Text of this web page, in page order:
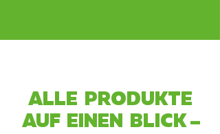
ALLE PRODUKTE
AUF EINEN BLICK –